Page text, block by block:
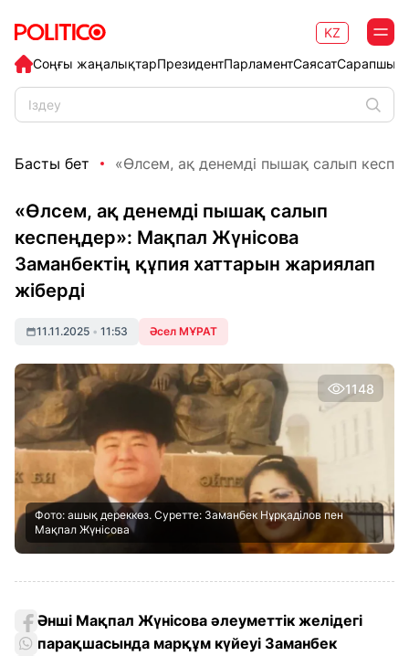
Соңғы жаңалықтарПрезидентПарламентСаясат
KZ
Басты бет «Өлсем, ақ денемді пышақ салып
«Өлсем, ақ денемді пышақ салып
кеспеңдер»: Мақпал Жүнісова
Заманбектің құпия хаттарын жариялап
жіберді
11.11.2025 • 11:53 Әсел МҰРАТ
1148
Фото: ашық дереккөз. Суретте: Заманбек Нұрқаділов пен
Мақпал Жүнісова
Әнші Мақпал Жүнісова әлеуметтік желідегі
парақшасында марқұм күйеуі Заманбек